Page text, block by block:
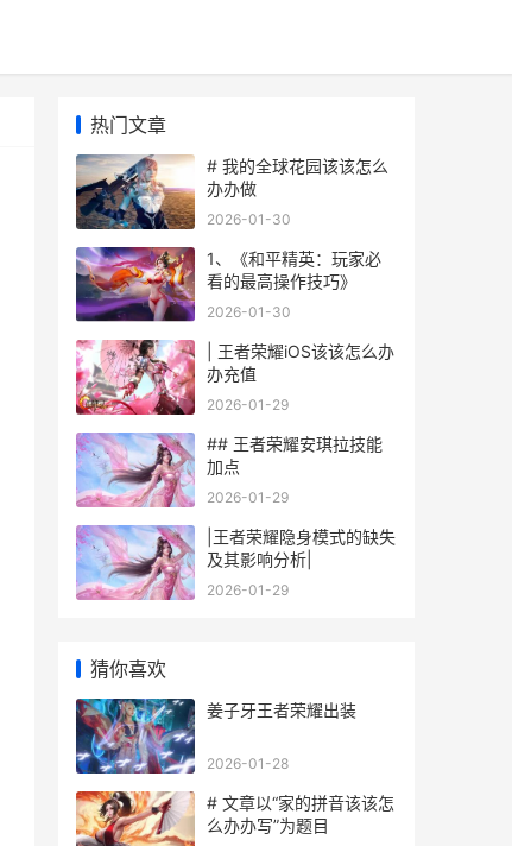
热门文章
# 我的全球花园该该怎么
办办做
2026-01-30
1、《和平精英：玩家必
看的最高操作技巧》
2026-01-30
| 王者荣耀iOS该该怎么办
办充值
2026-01-29
## 王者荣耀安琪拉技能
加点
2026-01-29
|王者荣耀隐身模式的缺失
及其影响分析|
2026-01-29
猜你喜欢
姜子牙王者荣耀出装
2026-01-28
# 文章以“家的拼音该该怎
么办办写”为题目